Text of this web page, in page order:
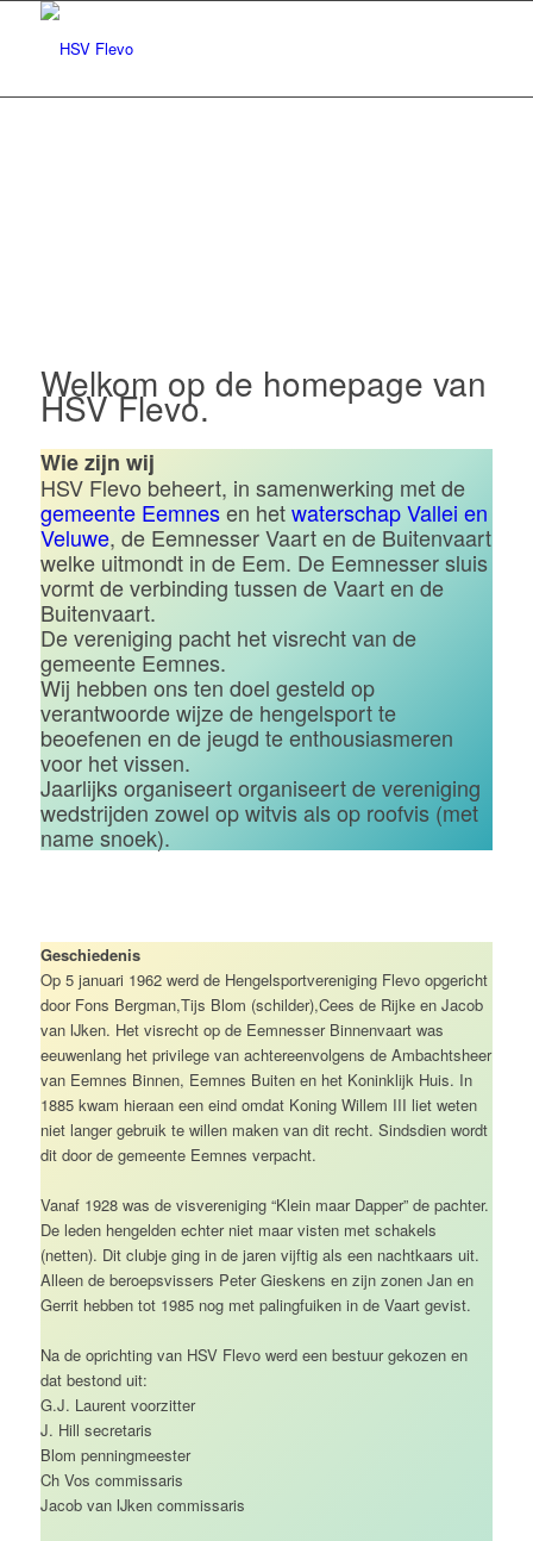
Welkom op de homepage van
HSV Flevo.
Wie zijn wij
HSV Flevo beheert, in samenwerking met de
gemeente Eemnesen hetwaterschap Vallei en
Veluwe, de Eemnesser Vaart en de Buitenvaart
welke uitmondt in de Eem. De Eemnesser sluis
vormt de verbinding tussen de Vaart en de
Buitenvaart.
De vereniging pacht het visrecht van de
gemeente Eemnes.
Wij hebben ons ten doel gesteld op
verantwoorde wijze de hengelsport te
beoefenen en de jeugd te enthousiasmeren
voor het vissen.
Jaarlijks organiseert organiseert de vereniging
wedstrijden zowel op witvis als op roofvis (met
name snoek).
Geschiedenis
Op 5 januari 1962 werd de Hengelsportvereniging Flevo opgericht
door Fons Bergman,Tijs Blom (schilder),Cees de Rijke en Jacob
van IJken. Het visrecht op de Eemnesser Binnenvaart was
eeuwenlang het privilege van achtereenvolgens de Ambachtsheer
van Eemnes Binnen, Eemnes Buiten en het Koninklijk Huis. In
1885 kwam hieraan een eind omdat Koning Willem III liet weten
niet langer gebruik te willen maken van dit recht. Sindsdien wordt
dit door de gemeente Eemnes verpacht.
Vanaf 1928 was de visvereniging “Klein maar Dapper” de pachter.
De leden hengelden echter niet maar visten met schakels
(netten). Dit clubje ging in de jaren vijftig als een nachtkaars uit.
Alleen de beroepsvissers Peter Gieskens en zijn zonen Jan en
Gerrit hebben tot 1985 nog met palingfuiken in de Vaart gevist.
Na de oprichting van HSV Flevo werd een bestuur gekozen en
dat bestond uit:
G.J. Laurent voorzitter
J. Hill secretaris
Blom penningmeester
Ch Vos commissaris
Jacob van IJken commissaris